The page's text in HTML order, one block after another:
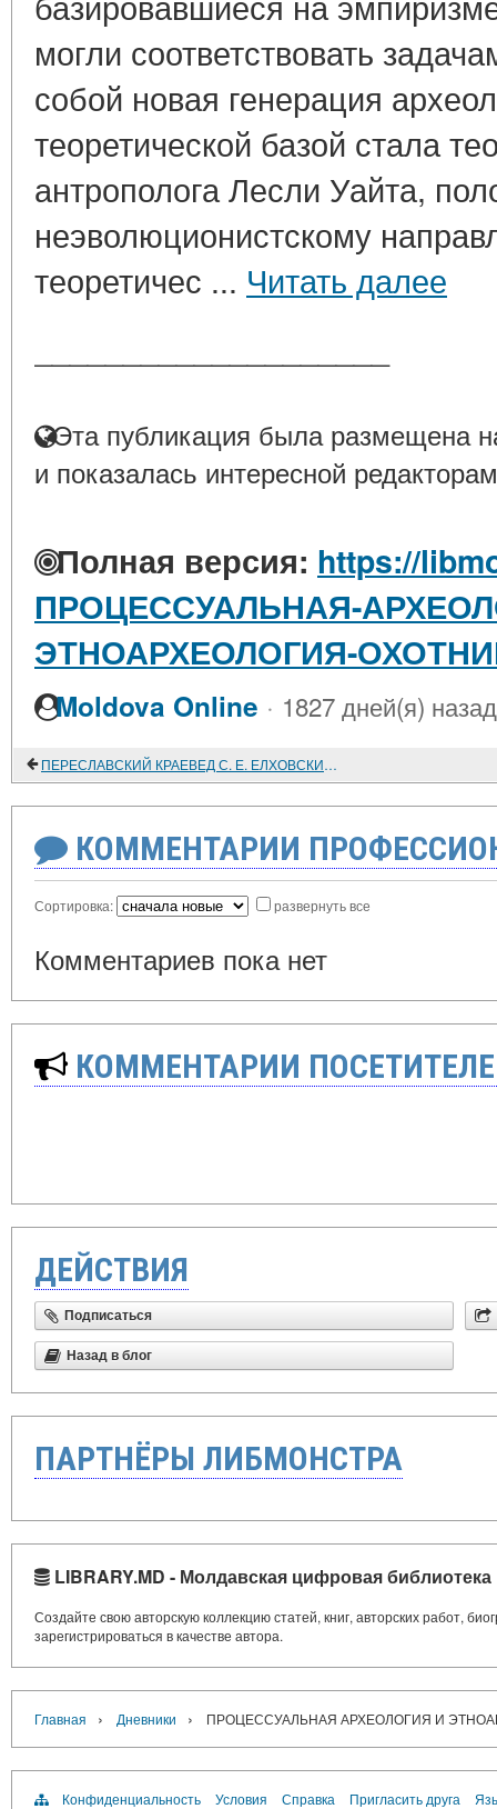
могли соответствовать
собой новая генерация
теоретической базой стала
антрополога Лесли Уайта,
неэволюционистскому
теоретичес ... Читать далее
Эта публикация была размещена
и показалась интересной
Полная версия: https://
ПРОЦЕССУАЛЬНАЯ-
ЭТНОАРХЕОЛОГИЯ-
Moldova Online · 1827 дней(я) назад
ПЕРЕСЛАВСКИЙ КРАЕВЕД С. Е. ЕЛХОВСКИЙ И ЕГО ФОЛЬКЛОРНО-ЭТНОГРАФИЧЕСКОЕ СОБРАНИЕ
КОММЕНТАРИИ
Сортировка: развернуть все
Комментариев пока нет
КОММЕНТАРИИ
ДЕЙСТВИЯ
Подписаться
Назад в блог
ПАРТНЁРЫ ЛИБМОНСТРА
LIBRARY.MD - Молдавская цифровая библиотека
Создайте свою авторскую коллекцию статей, книг, авторских работ,
зарегистрироваться в качестве автора.
Главная › Дневники › ПРОЦЕССУАЛЬНАЯ АРХЕОЛОГИЯ И
Конфиденциальность Условия Справка Пригласить друга